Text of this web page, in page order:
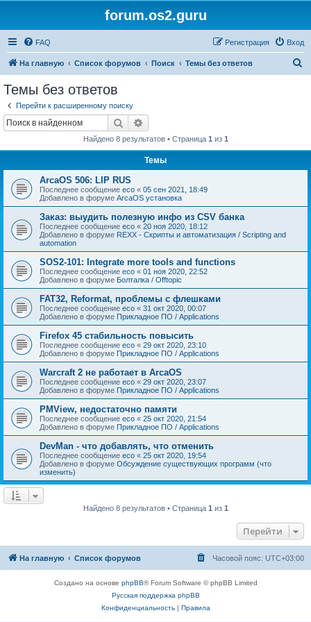
forum.os2.guru
FAQ Вход
Регистрация
На главную Список форумов Поиск Темы без ответов
Темы без ответов
Перейти к расширенному поиску
Поиск
Найдено 8 результатов • Страница 1 из 1
Темы
ArcaOS 506: LIP RUS
Последнее сообщение eco « 05 сен 2021, 18:49
Добавлено в форуме ArcaOS установка
Заказ: выудить полезную инфо из CSV банка
Последнее сообщение eco « 20 ноя 2020, 18:12
Добавлено в форуме REXX - Скрипты и автоматизация / Scripting and
automation
SOS2-101: Integrate more tools and functions
Последнее сообщение eco « 01 ноя 2020, 22:52
Добавлено в форуме Болталка / Offtopic
FAT32, Reformat, проблемы с флешками
Последнее сообщение eco « 31 окт 2020, 00:07
Добавлено в форуме Прикладное ПО / Applications
Firefox 45 стабильность повысить
Последнее сообщение eco « 29 окт 2020, 23:10
Добавлено в форуме Прикладное ПО / Applications
Warcraft 2 не работает в ArcaOS
Последнее сообщение eco « 29 окт 2020, 23:07
Добавлено в форуме Прикладное ПО / Applications
PMView, недостаточно памяти
Последнее сообщение eco « 25 окт 2020, 21:54
Добавлено в форуме Прикладное ПО / Applications
DevMan - что добавлять, что отменить
Последнее сообщение eco « 25 окт 2020, 19:54
Добавлено в форуме Обсуждение существующих программ (что
изменить)
Найдено 8 результатов • Страница 1 из 1
Перейти
На главную Список форумов Часовой пояс: UTC+03:00
Создано на основе phpBB® Forum Software © phpBB Limited
Русская поддержка phpBB
Конфиденциальность| Правила